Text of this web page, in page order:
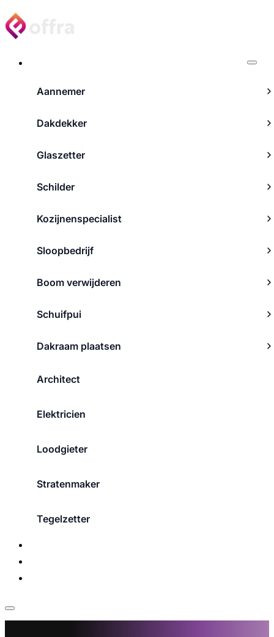
Aannemer
Dakdekker
Glaszetter
Schilder
Kozijnenspecialist
Sloopbedrijf
Boom verwijderen
Schuifpui
Dakraam plaatsen
Architect
Elektricien
Loodgieter
Stratenmaker
Tegelzetter